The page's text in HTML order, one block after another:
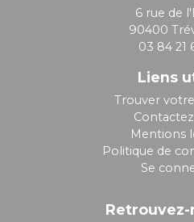
6 rue de
90400
03 84 21
Liens
Trouver
Mentions
Politique de
Se
Retrouvez-